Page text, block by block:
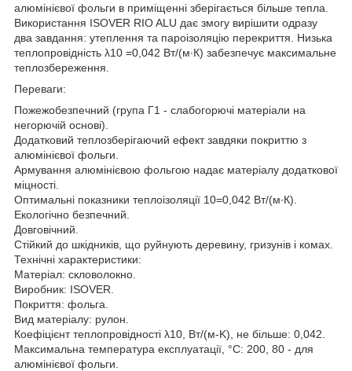
алюмінієвої фольги в приміщенні зберігається більше тепла.
Використання ISOVER RIO ALU дає змогу вирішити одразу
два завдання: утеплення та пароізоляцію перекриття. Низька
теплопровідність λ10 =0,042 Вт/(м∙К) забезпечує максимальне
теплозбереження.
Переваги:
Пожежобезпечний (група Г1 - слабогорючі матеріали на
негорючій основі).
Додатковий теплозберігаючий ефект завдяки покриттю з
алюмінієвої фольги.
Армування алюмінієвою фольгою надає матеріалу додаткової
міцності.
Оптимальні показники теплоізоляції 10=0,042 Вт/(м∙К).
Екологічно безпечний.
Довговічний.
Стійкий до шкідників, що руйнують деревину, гризунів і комах.
Технічні характеристики:
Матеріал: скловолокно.
Виробник: ISOVER.
Покриття: фольга.
Вид матеріалу: рулон.
Коефіцієнт теплопровідності λ10, Вт/(м-K), не більше: 0,042.
Максимальна температура експлуатації, °C: 200, 80 - для
алюмінієвої фольги.